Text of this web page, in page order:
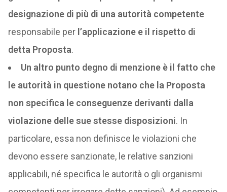
designazione di più di una autorità competente
responsabile per l’applicazione e il rispetto di
detta Proposta.
Un altro punto degno di menzione è il fatto che
le autorità in questione notano che la Proposta
non specifica le conseguenze derivanti dalla
violazione delle sue stesse disposizioni. In
particolare, essa non definisce le violazioni che
devono essere sanzionate, le relative sanzioni
applicabili, né specifica le autorità o gli organismi